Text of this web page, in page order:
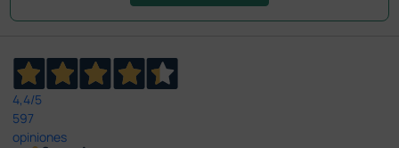
4,4/5
597
opiniones